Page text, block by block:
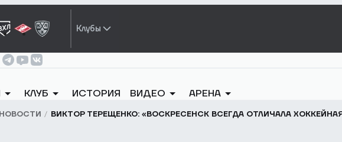
Клубы
ВИДЕО
НОВОСТИ ВИКТОР ТЕРЕЩЕНКО: «ВОСКРЕСЕНСК ВСЕГДА ОТЛИЧАЛА